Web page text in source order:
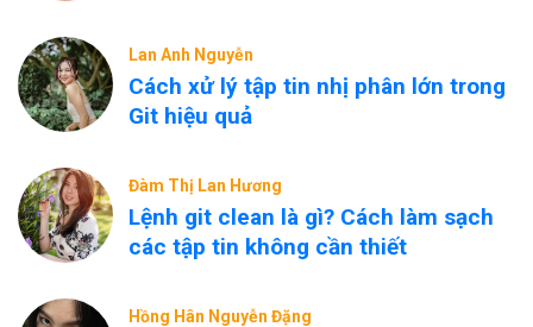
Lan Anh Nguyễn
Cách xử lý tập tin nhị phân lớn trong
Git hiệu quả
Đàm Thị Lan Hương
Lệnh git clean là gì? Cách làm sạch
các tập tin không cần thiết
Hồng Hân Nguyễn Đặng